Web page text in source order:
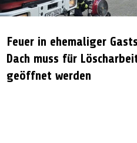
Feuer in ehemaliger
Dach muss für
geöffnet werden